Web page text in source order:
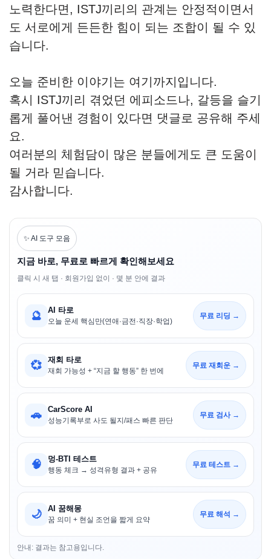
노력한다면, ISTJ끼리의 관계는 안정적이면서
도 서로에게 든든한 힘이 되는 조합이 될 수 있
습니다.
오늘 준비한 이야기는 여기까지입니다.
혹시 ISTJ끼리 겪었던 에피소드나, 갈등을 슬기
롭게 풀어낸 경험이 있다면 댓글로 공유해 주세
요.
여러분의 체험담이 많은 분들에게도 큰 도움이
될 거라 믿습니다.
감사합니다.
✨ AI 도구 모음
지금 바로, 무료로 빠르게 확인해보세요
클릭 시 새 탭 · 회원가입 없이 · 몇 분 안에 결과
🔮 AI 타로
오늘 운세 핵심만(연애·금전·직장·학업)
무료 리딩 →
💞 재회 타로
재회 가능성 + “지금 할 행동” 한 번에
무료 재회운 →
🚗 CarScore AI
성능기록부로 사도 될지/패스 빠른 판단
무료 검사 →
🧠 멍-BTI 테스트
행동 체크 → 성격유형 결과 + 공유
무료 테스트 →
🌙 AI 꿈해몽
꿈 의미 + 현실 조언을 짧게 요약
무료 해석 →
안내: 결과는 참고용입니다.